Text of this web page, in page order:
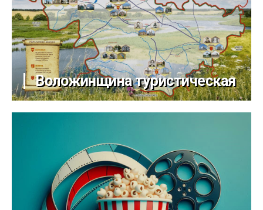
Воложинщина туристическая